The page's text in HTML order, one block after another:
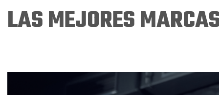
saborizada
LAS MEJORES